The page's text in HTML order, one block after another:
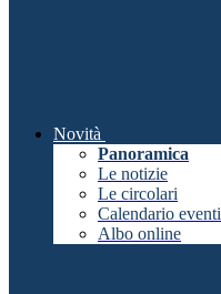
Novità
Panoramica
Le notizie
Le circolari
Calendario eventi
Albo online